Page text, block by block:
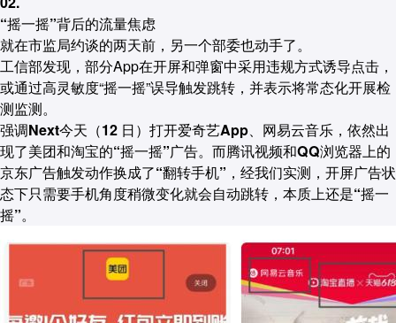
“摇一摇”背后的流量焦虑
就在市监局约谈的两天前，另一个部委也动手了。
工信部发现，部分App在开屏和弹窗中采用违规方式诱导点击，
或通过高灵敏度“摇一摇”误导触发跳转，并表示将常态化开展检
测监测。
强调Next今天（12 日）打开爱奇艺App、网易云音乐，依然出
现了美团和淘宝的“摇一摇”广告。而腾讯视频和QQ浏览器上的
京东广告触发动作换成了“翻转手机”，经我们实测，开屏广告状
态下只需要手机角度稍微变化就会自动跳转，本质上还是“摇一
摇”。